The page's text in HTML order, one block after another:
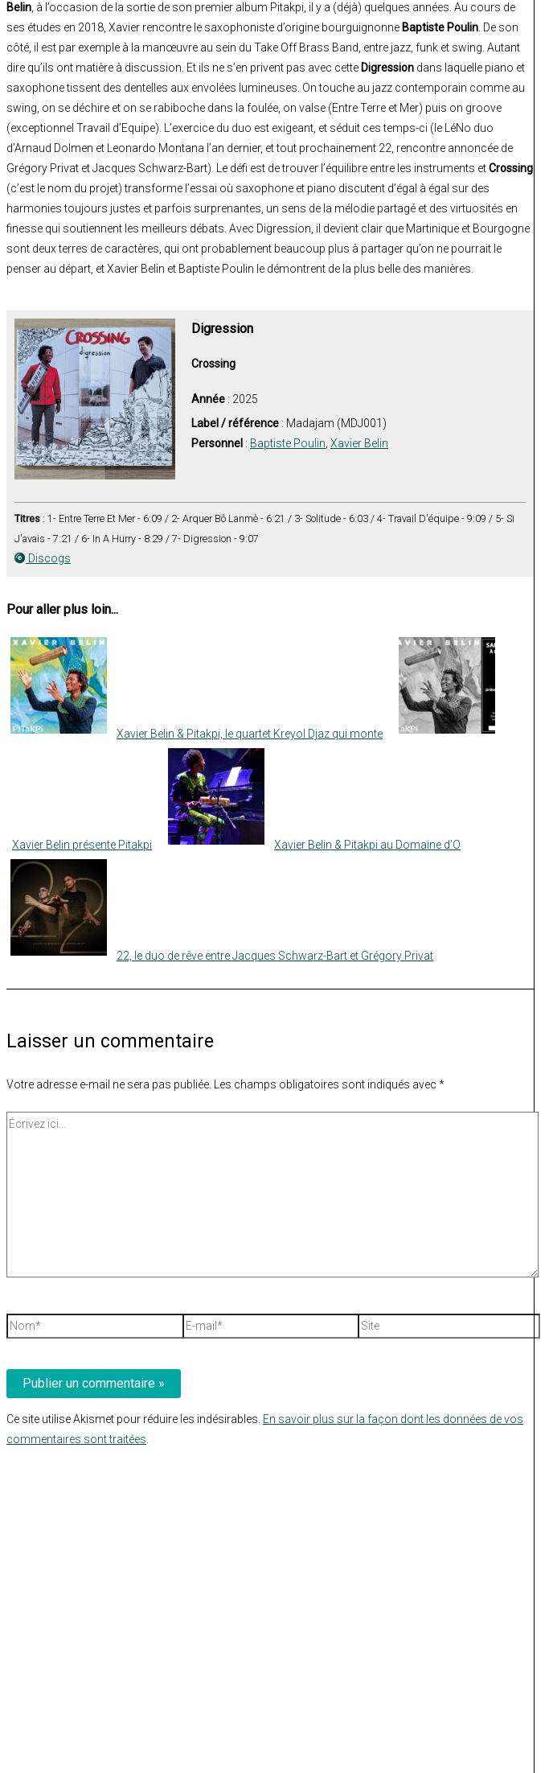
Belin, à l’occasion de la sortie de son premier album Pitakpi, il y a (déjà) quelques années. Au cours de
ses études en 2018, Xavier rencontre le saxophoniste d’origine bourguignonne Baptiste Poulin. De son
côté, il est par exemple à la manœuvre au sein du Take Off Brass Band, entre jazz, funk et swing. Autant
dire qu’ils ont matière à discussion. Et ils ne s’en privent pas avec cette Digression dans laquelle piano et
saxophone tissent des dentelles aux envolées lumineuses. On touche au jazz contemporain comme au
swing, on se déchire et on se rabiboche dans la foulée, on valse (Entre Terre et Mer) puis on groove
(exceptionnel Travail d’Equipe). L’exercice du duo est exigeant, et séduit ces temps-ci (le LéNo duo
d’Arnaud Dolmen et Leonardo Montana l’an dernier, et tout prochainement 22, rencontre annoncée de
Grégory Privat et Jacques Schwarz-Bart). Le défi est de trouver l’équilibre entre les instruments etCrossing
(c’est le nom du projet) transforme l’essai où saxophone et piano discutent d’égal à égal sur des
harmonies toujours justes et parfois surprenantes, un sens de la mélodie partagé et des virtuosités en
finesse qui soutiennent les meilleurs débats. Avec Digression, il devient clair que Martinique et Bourgogne
sont deux terres de caractères, qui ont probablement beaucoup plus à partager qu’on ne pourrait le
penser au départ, et Xavier Belin et Baptiste Poulin le démontrent de la plus belle des manières.
Digression
Crossing
Année : 2025
Label / référence : Madajam (MDJ001)
Personnel : Baptiste Poulin Xavier Belin
Titres : 1- Entre Terre Et Mer - 6:09 / 2- Arquer Bô Lanmè - 6:21 / 3- Solitude - 6:03 / 4- Travail D'équipe - 9:09 / 5- Si
J'avais - 7:21 / 6- In A Hurry - 8:29 / 7- Digression - 9:07
Discogs
Pour aller plus loin...
Xavier Belin & Pitakpi, le quartet Kreyol Djaz qui monte
Xavier Belin présente Pitakpi Xavier Belin & Pitakpi au Domaine d’O
22, le duo de rêve entre Jacques Schwarz-Bart et Grégory Privat
Laisser un commentaire
Votre adresse e-mail ne sera pas publiée. Les champs obligatoires sont indiqués avec *
Écrivez
Nom*
E-
mail*
Site
Ce site utilise Akismet pour réduire les indésirables. En savoir plus sur la façon dont les données de vos
commentaires sont traitées